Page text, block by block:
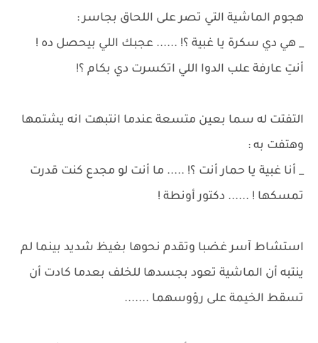
هجوم الماشية التي تصر على اللحاق بجاسر :
_ هي دي سكرة يا غبية ؟! ...... عجبك اللي بيحصل ده !
أنتِ عارفة علب الدوا اللي اتكسرت دي بكام ؟!
التفتت له سما بعين متسعة عندما انتبهت انه يشتمها
وهتفت به :
_ أنا غبية يا حمار أنت ؟! ..... ما أنت لو مجدع كنت قدرت
تمسكها ! ...... دكتور أونطة !
استشاط آسر غضبا وتقدم نحوها بغيظ شديد بينما لم
ينتبه أن الماشية تعود بجسدها للخلف بعدما كادت أن
تسقط الخيمة على رؤوسهما .......